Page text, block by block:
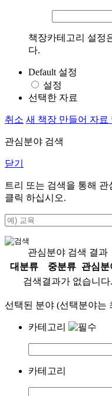
책장카테고리 설정
다.
Default 설정
설정
선택한 자료
취소 새 책장 만들어 자료
관심분야 검색
닫기
트리 또는 검색을 통해
클릭 하십시오.
관심분야 검색 결과
대분류
중분류
관심분
검색결과가 없습니다.
선택된 분야 (선택분야는
카테고리
카테고리